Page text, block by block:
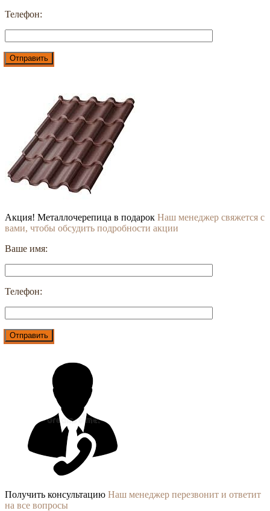
Телефон:
Акция! Металлочерепица в подарок Наш менеджер свяжется с
вами, чтобы обсудить подробности акции
Ваше имя:
Телефон:
Получить консультацию Наш менеджер перезвонит и ответит
на все вопросы